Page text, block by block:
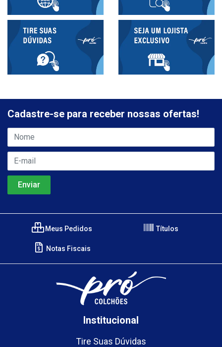
Cadastre-se para receber nossas ofertas!
Meus Pedidos Títulos
Notas Fiscais
Institucional
Tire Suas Dúvidas